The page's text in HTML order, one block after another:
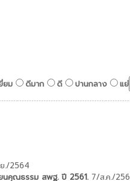
ยม ดีมาก ดี ปานกลาง แย่
./2564
ยนคุณธรรม สพฐ. ปี 2561.7/ส.ค./